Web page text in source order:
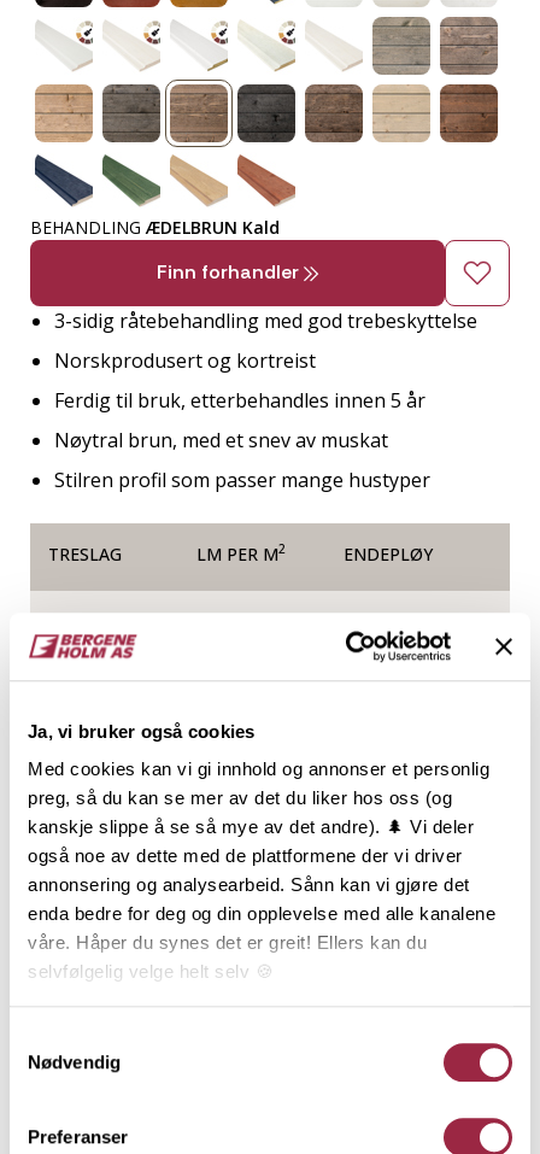
Ja, vi bruker også cookies
Med cookies kan vi gi innhold og annonser et personlig
preg, så du kan se mer av det du liker hos oss (og
kanskje slippe å se så mye av det andre). 🌲 Vi deler
også noe av dette med de plattformene der vi driver
annonsering og analysearbeid. Sånn kan vi gjøre det
enda bedre for deg og din opplevelse med alle kanalene
våre. Håper du synes det er greit! Ellers kan du
selvfølgelig velge helt selv 🍪
Nødvendig
Preferanser
BEHANDLING ÆDELBRUN Kald
Finn forhandler
3-sidig råtebehandling med god trebeskyttelse
Norskprodusert og kortreist
Ferdig til bruk, etterbehandles innen 5 år
Nøytral brun, med et snev av muskat
Stilren profil som passer mange hustyper
TRESLAG LM PER M2 ENDEPLØY
60075515
Produktinformasjon
ÆDELBRUN Kald er en fin og kjølig brunfarge med
en grønnlig undertone og med et lite hint av
skimmer. Kan gi assosiasjoner til en brunlig variant
av jernvitrol. ÆDELBRUN Kald vil kle ulike typer
uttrykket enn Dobbelfals Gammel. Kledningen er
men kan brukes stående.